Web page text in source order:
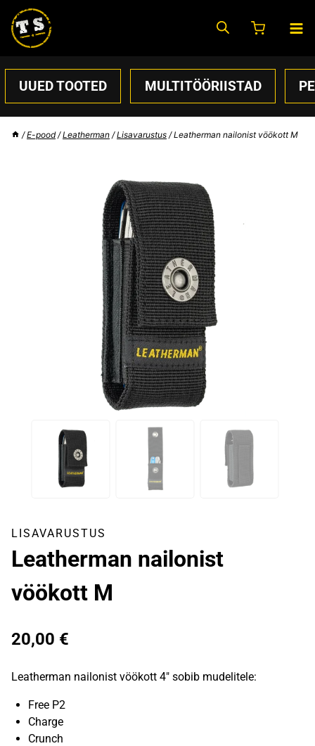
content
UUED TOOTED MULTITÖÖRIISTAD
/ E-pood / Leatherman / Lisavarustus / Leatherman nailonist vöökott M
LISAVARUSTUS
Leatherman nailonist
vöökott M
20,00 €
Leatherman nailonist vöökott 4″ sobib mudelitele:
Free P2
Charge
Crunch